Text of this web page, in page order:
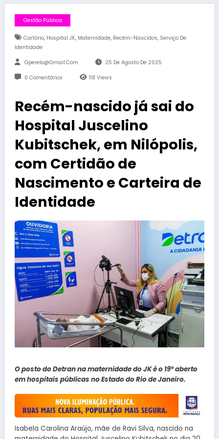
Gestão Pública
Cartório, Hospital JK, Maternidade, Recém-Nascidos, Serviço De
Identidade
Gperelo@gmail.com 25 De Agosto De 2025
0 Comentários 118 Views
Recém-nascido já sai do
Hospital Juscelino
Kubitschek, em Nilópolis,
com Certidão de
Nascimento e Carteira de
Identidade
O posto do Detran na maternidade do JK é o 19º aberto
em hospitais públicas no Estado do Rio de Janeiro.
Isabela Carolina Araújo, mãe de Ravi Silva, nascido na